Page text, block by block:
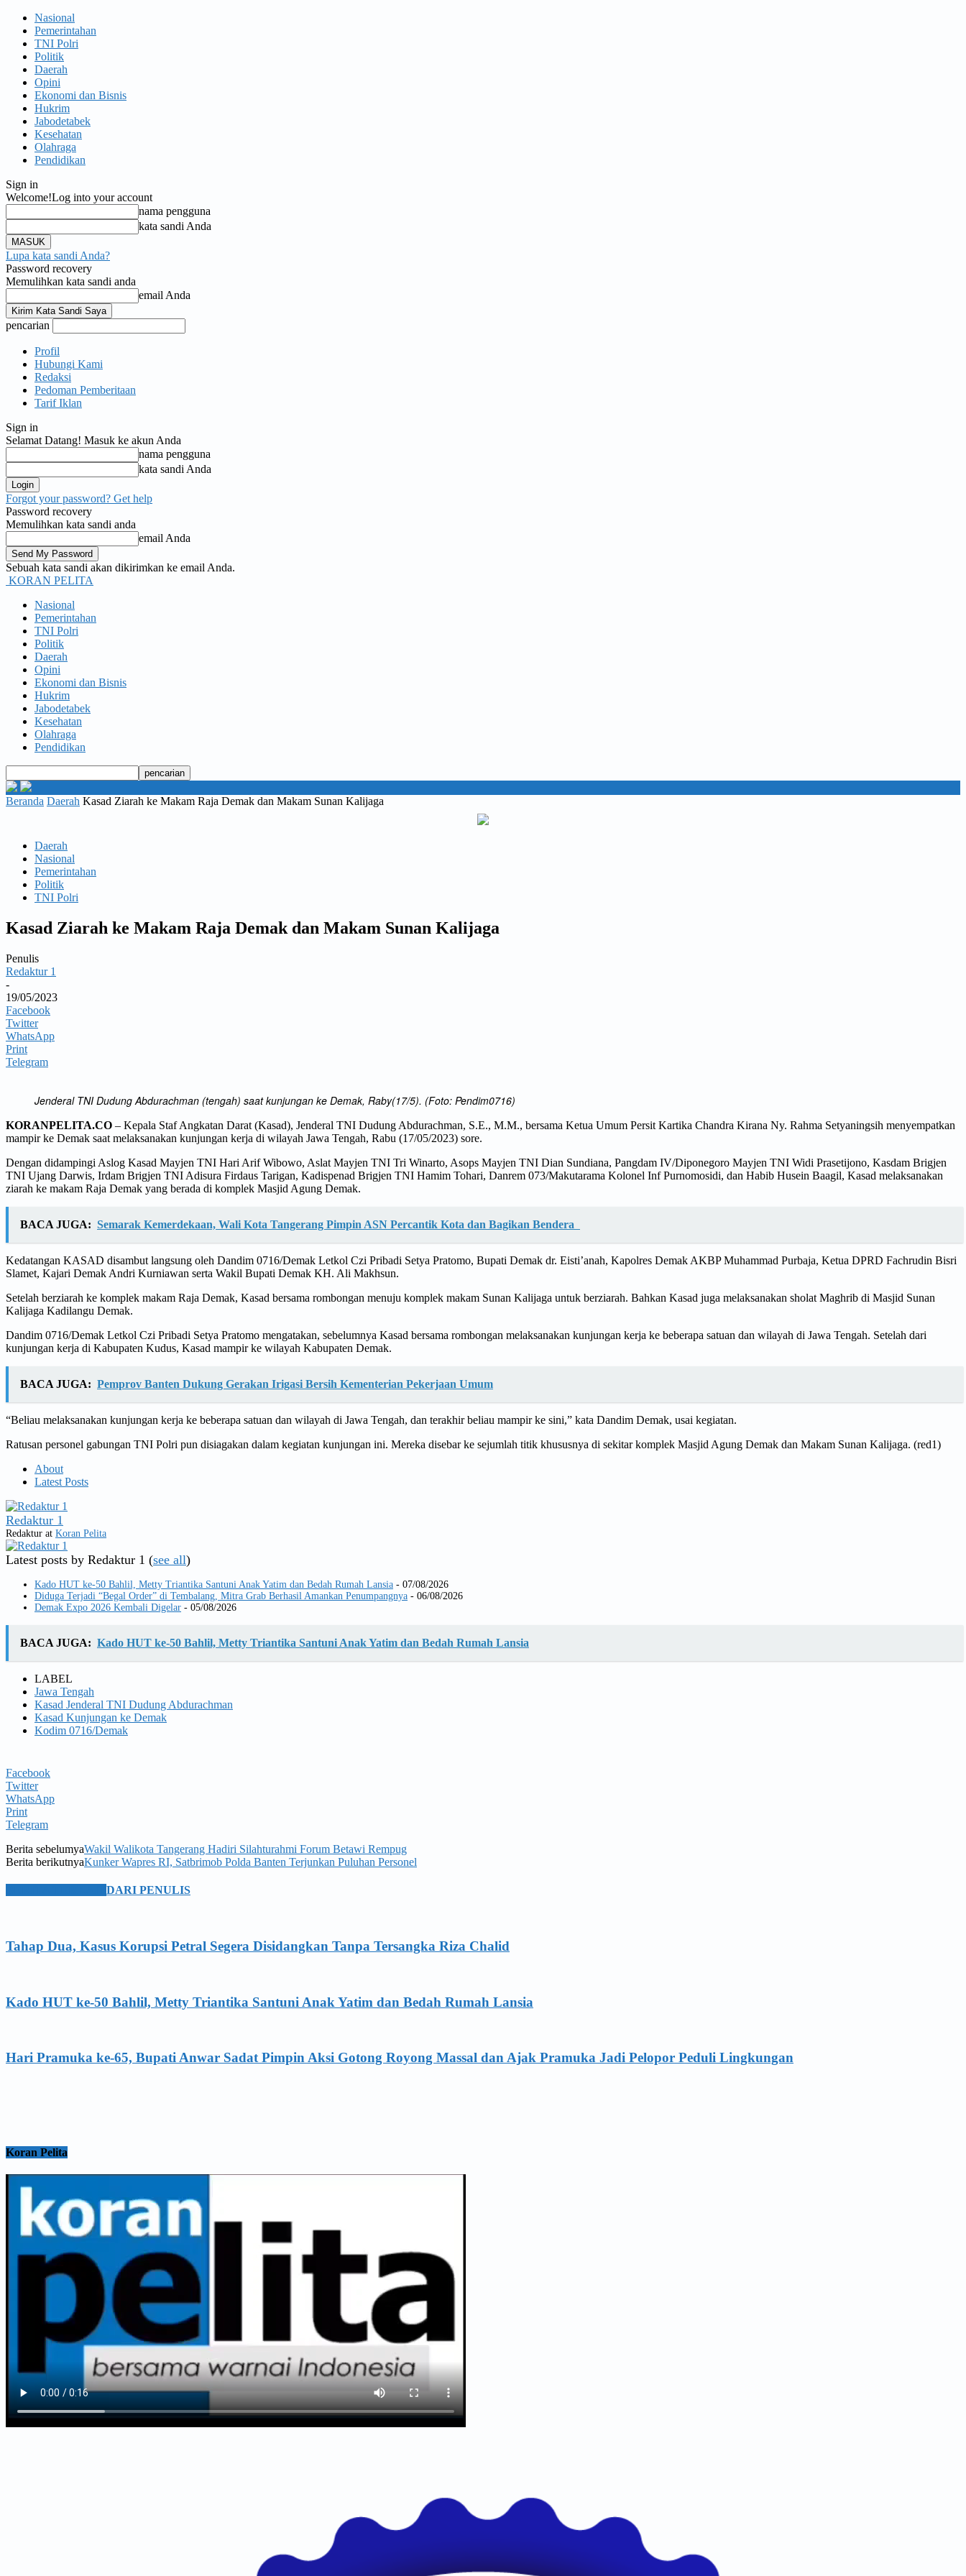
Nasional
Pemerintahan
TNI Polri
Politik
Daerah
Opini
Ekonomi dan Bisnis
Hukrim
Jabodetabek
Kesehatan
Olahraga
Pendidikan
Sign in
Welcome!Log into your account
nama pengguna
kata sandi Anda
Lupa kata sandi Anda?
Password recovery
Memulihkan kata sandi anda
email Anda
pencarian
Profil
Hubungi Kami
Redaksi
Pedoman Pemberitaan
Tarif Iklan
Sign in
Selamat Datang! Masuk ke akun Anda
nama pengguna
kata sandi Anda
Forgot your password? Get help
Password recovery
Memulihkan kata sandi anda
email Anda
Sebuah kata sandi akan dikirimkan ke email Anda.
KORAN PELITA
Nasional
Pemerintahan
TNI Polri
Politik
Daerah
Opini
Ekonomi dan Bisnis
Hukrim
Jabodetabek
Kesehatan
Olahraga
Pendidikan
Beranda Daerah Kasad Ziarah ke Makam Raja Demak dan Makam Sunan Kalijaga
Daerah
Nasional
Pemerintahan
Politik
TNI Polri
Kasad Ziarah ke Makam Raja Demak dan Makam Sunan Kalijaga
Penulis
Redaktur 1
-
19/05/2023
Facebook
Twitter
WhatsApp
Print
Telegram
Jenderal TNI Dudung Abdurachman (tengah) saat kunjungan ke Demak, Raby(17/5). (Foto: Pendim0716)
KORANPELITA.CO – Kepala Staf Angkatan Darat (Kasad), Jenderal TNI Dudung Abdurachman, S.E., M.M., bersama Ketua Umum Persit Kartika Chandra Kirana Ny. Rahma Setyaningsih menyempatkan
mampir ke Demak saat melaksanakan kunjungan kerja di wilayah Jawa Tengah, Rabu (17/05/2023) sore.
Dengan didampingi Aslog Kasad Mayjen TNI Hari Arif Wibowo, Aslat Mayjen TNI Tri Winarto, Asops Mayjen TNI Dian Sundiana, Pangdam IV/Diponegoro Mayjen TNI Widi Prasetijono, Kasdam Brigjen
TNI Ujang Darwis, Irdam Brigjen TNI Adisura Firdaus Tarigan, Kadispenad Brigjen TNI Hamim Tohari, Danrem 073/Makutarama Kolonel Inf Purnomosidi, dan Habib Husein Baagil, Kasad melaksanakan
ziarah ke makam Raja Demak yang berada di komplek Masjid Agung Demak.
BACA JUGA: Semarak Kemerdekaan, Wali Kota Tangerang Pimpin ASN Percantik Kota dan Bagikan Bendera
Kedatangan KASAD disambut langsung oleh Dandim 0716/Demak Letkol Czi Pribadi Setya Pratomo, Bupati Demak dr. Eisti’anah, Kapolres Demak AKBP Muhammad Purbaja, Ketua DPRD Fachrudin Bisri
Slamet, Kajari Demak Andri Kurniawan serta Wakil Bupati Demak KH. Ali Makhsun.
Setelah berziarah ke komplek makam Raja Demak, Kasad bersama rombongan menuju komplek makam Sunan Kalijaga untuk berziarah. Bahkan Kasad juga melaksanakan sholat Maghrib di Masjid Sunan
Kalijaga Kadilangu Demak.
Dandim 0716/Demak Letkol Czi Pribadi Setya Pratomo mengatakan, sebelumnya Kasad bersama rombongan melaksanakan kunjungan kerja ke beberapa satuan dan wilayah di Jawa Tengah. Setelah dari
kunjungan kerja di Kabupaten Kudus, Kasad mampir ke wilayah Kabupaten Demak.
BACA JUGA: Pemprov Banten Dukung Gerakan Irigasi Bersih Kementerian Pekerjaan Umum
“Beliau melaksanakan kunjungan kerja ke beberapa satuan dan wilayah di Jawa Tengah, dan terakhir beliau mampir ke sini,” kata Dandim Demak, usai kegiatan.
Ratusan personel gabungan TNI Polri pun disiagakan dalam kegiatan kunjungan ini. Mereka disebar ke sejumlah titik khususnya di sekitar komplek Masjid Agung Demak dan Makam Sunan Kalijaga. (red1)
About
Latest Posts
Redaktur 1
Redaktur at Koran Pelita
Latest posts by Redaktur 1 (see all)
Kado HUT ke-50 Bahlil, Metty Triantika Santuni Anak Yatim dan Bedah Rumah Lansia - 07/08/2026
Diduga Terjadi “Begal Order” di Tembalang, Mitra Grab Berhasil Amankan Penumpangnya - 06/08/2026
Demak Expo 2026 Kembali Digelar - 05/08/2026
BACA JUGA: Kado HUT ke-50 Bahlil, Metty Triantika Santuni Anak Yatim dan Bedah Rumah Lansia
LABEL
Jawa Tengah
Kasad Jenderal TNI Dudung Abdurachman
Kasad Kunjungan ke Demak
Kodim 0716/Demak
Facebook
Twitter
WhatsApp
Print
Telegram
Berita sebelumyaWakil Walikota Tangerang Hadiri Silahturahmi Forum Betawi Rempug
Berita berikutnyaKunker Wapres RI, Satbrimob Polda Banten Terjunkan Puluhan Personel
DARI PENULIS
Tahap Dua, Kasus Korupsi Petral Segera Disidangkan Tanpa Tersangka Riza Chalid
Kado HUT ke-50 Bahlil, Metty Triantika Santuni Anak Yatim dan Bedah Rumah Lansia
Hari Pramuka ke-65, Bupati Anwar Sadat Pimpin Aksi Gotong Royong Massal dan Ajak Pramuka Jadi Pelopor Peduli Lingkungan
Koran Pelita